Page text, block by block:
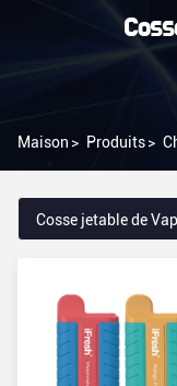
Maison > Produits>
Cosse jetable de